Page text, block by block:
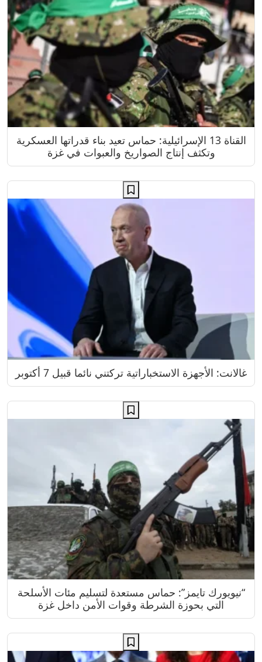
القناة 13 الإسرائيلية: حماس تعيد بناء قدراتها العسكرية
وتكثف إنتاج الصواريخ والعبوات في غزة
غالانت: الأجهزة الاستخباراتية تركتني نائما قبيل 7 أكتوبر
“نيويورك تايمز”: حماس مستعدة لتسليم مئات الأسلحة
التي بحوزة الشرطة وقوات الأمن داخل غزة